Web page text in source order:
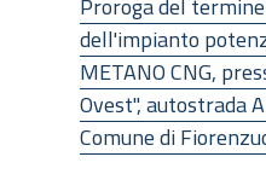
dell'impianto
METANO CNG,
Ovest", autostrada
Comune di